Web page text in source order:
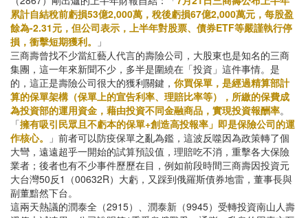
累計自結稅前虧損53億2,000萬，稅後虧損67億2,000萬元，每股盈
餘為-2.31元，但公司表示，上半年對股票、債券ETF等嚴謹執行停
損，衝擊短期獲利。
」
三商壽曾找不少當紅藝人代言的壽險公司，大股東也是知名的三商
集團，這一年來新聞不少，多半是圍繞在「投資」這件事情。是
的，這正是壽險公司很大的獲利關鍵， 你買保單，是經過精算部計
算的保單架構（保單上的宣告利率、理賠比率等），所繳的保費成
為投資部的運用資金，藉由投資不同金融商品，實現投資報酬率。
「擁有吸引民眾且不虧本的保單+創造高投報率」即是保險公司的運
作核心。
」前者可以防疫保單之亂為鑑，這波反噬因為政策轉了個
大彎，遠遠超乎一開始的試算預設值，理賠吃不消，重擊各大保險
業者；後者也有不少事件歷歷在目，例如前段時間三商壽因投資元
大台灣50反1（00632R）大虧，又踩到俄羅斯債券地雷，董事長與
副董黯然下台。
這兩天熱議的潤泰全（2915）、潤泰新（9945）受轉投資南山人壽